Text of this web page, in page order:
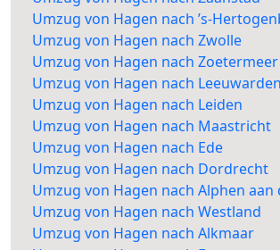
Umzug von Hagen nach ’s-
Umzug von Hagen nach Zwolle
Umzug von Hagen nach Zoetermeer
Umzug von Hagen nach Leeuwarden
Umzug von Hagen nach Leiden
Umzug von Hagen nach Maastricht
Umzug von Hagen nach Ede
Umzug von Hagen nach Dordrecht
Umzug von Hagen nach Alphen aan
Umzug von Hagen nach Westland
Umzug von Hagen nach Alkmaar